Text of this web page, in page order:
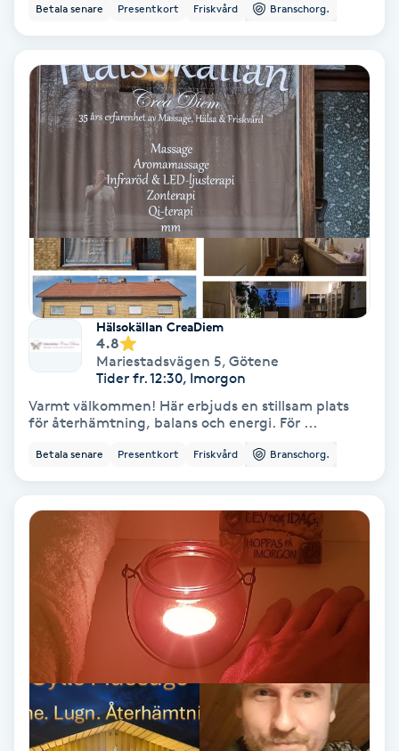
Kosmetisk tatuering
Kostrådgivning
Kroppsinpackning
Kroppspeeling
Käkledsbehandling
Kärlbehandling
Laserbehandling
Lashlift Keratin
LED-ljusterapi
LPG-behandling
LPG-massage
Luggklippning
Betala senare Presentkort Friskvård Branschorg.
Hälsokällan CreaDiem
4.8
Mariestadsvägen 5, Götene
Tider fr. 12:30, Imorgon
Varmt välkommen! Här erbjuds en stillsam plats
för återhämtning, balans och energi. För ...
Betala senare Presentkort Friskvård Branschorg.